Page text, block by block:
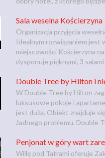
Sala weselna Kościerzyna
Organizacja przyjęcia
Idealnym rozwiązaniem jest
miejscowości Kościerzyna
dysponuje pięknymi, 3
Double Tree by Hilton i
W Double Tree by Hilton
luksusowe pokoje i
jest duża. Obiekt znajduje
żadnego problemu. Double
Penjonat w góry wart
Willę pod Tatrami oferuje